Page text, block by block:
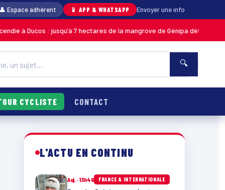
👤 Espace adhérent 📱 APP & WHATSAPP Envoyer une info
: jusqu’à 7 hectares de la mangrove de Génipa détruits, le feu
🔍
CYCLISTE CONTACT
L'ACTU EN CONTINU
Auj. · 13h46 FRANCE & INTERNATIONALE